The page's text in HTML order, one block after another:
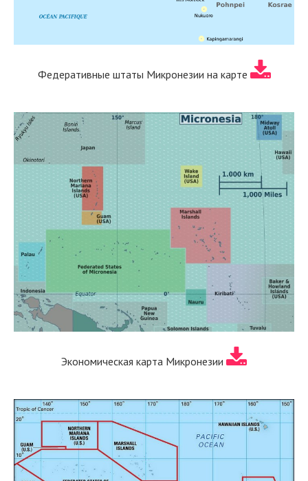
Федеративные штаты Микронезии на карте
Экономическая карта Микронезии